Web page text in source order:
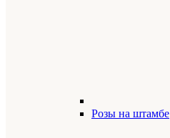
Розы на штамбе